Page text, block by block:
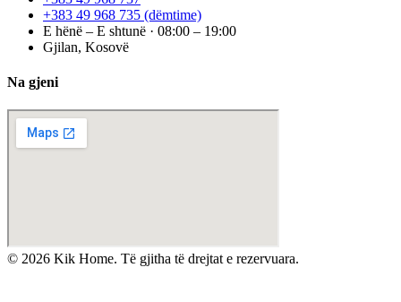
+383 49 968 735 (dëmtime)
E hënë – E shtunë · 08:00 – 19:00
Gjilan, Kosovë
Na gjeni
© 2026 Kik Home. Të gjitha të drejtat e rezervuara.